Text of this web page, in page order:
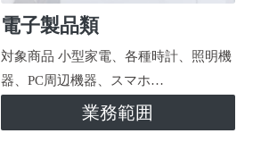
電子製品類
対象商品 小型家電、各種時計、照明機
器、PC周辺機器、スマホ…
業務範囲